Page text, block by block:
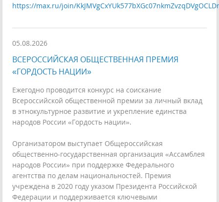
https://max.ru/join/
05.08.2026
ВСЕРОССИЙСКАЯ ОБЩЕСТВЕННАЯ ПРЕМИЯ
«ГОРДОСТЬ НАЦИИ»
Ежегодно проводится конкурс на соискание
Всероссийской общественной премии за личный вклад
в этнокультурное развитие и укрепление единства
народов России «Гордость нации».
Организатором выступает Общероссийская
общественно-государственная организация «Ассамблея
народов России» при поддержке Федерального
агентства по делам национальностей. Премия
учреждена в 2020 году указом Президента Российской
Федерации и поддерживается ключевыми